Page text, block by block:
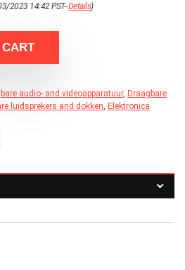
2023 14:42 PST-Details)
audio- and videoapparatuur, Draagbare
luidsprekers and dokken Elektronica